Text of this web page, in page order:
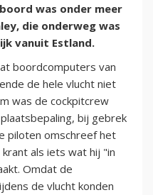
was onder meer
die onderweg was
vanuit Estland.
boordcomputers van
de hele vlucht niet
was de cockpitcrew
bij gebrek
piloten omschreef het
als iets wat hij "in
Omdat de
de vlucht konden